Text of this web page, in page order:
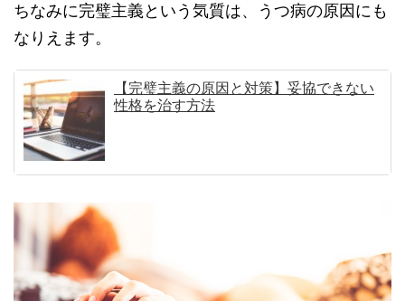
ちなみに完璧主義という気質は、うつ病の原因にも
なりえます。
【完璧主義の原因と対策】妥協できない
性格を治す方法